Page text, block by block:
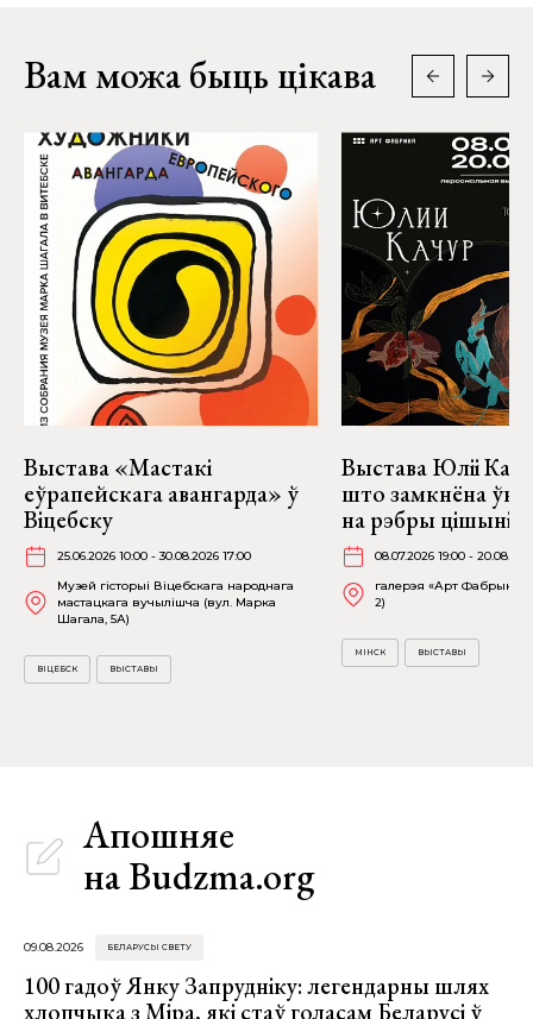
Вам можа быць цікава
Выстава «Мастакі
еўрапейскага авангарда» ў
Віцебску
25.06.2026 10:00 - 30.08.2026 17:00
Музей гісторыі Віцебскага народнага
мастацкага вучылішча (вул. Марка
Шагала, 5А)
ВІЦЕБСК ВЫСТАВЫ
Выстава Юліі
што замкнёна
на рэбры цішыні»
08.07.2026 19:00 -
галерэя «Арт Фабрыка»
2)
МІНСК ВЫСТАВЫ
Апошняе
на Budzma.org
09.08.2026 БЕЛАРУСЫ СВЕТУ
100 гадоў Янку Запрудніку: легендарны шлях
хлопчыка з Міра, які стаў голасам Беларусі ў